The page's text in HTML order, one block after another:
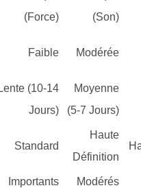
(Son)
(Force)
Modérée
Faible
Moyenne
(5-7 Jours)
Lente (10-14
Jours)
Haute
Définition
Standard
Modérés
Importants